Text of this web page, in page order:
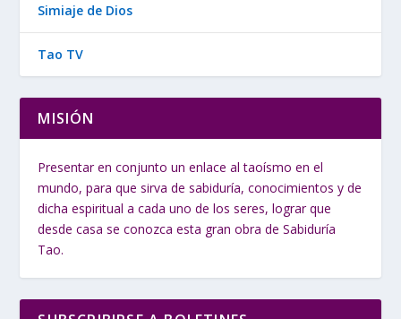
Simiaje de Dios
Tao TV
MISIÓN
Presentar en conjunto un enlace al taoísmo en el
mundo, para que sirva de sabiduría, conocimientos y de
dicha espiritual a cada uno de los seres, lograr que
desde casa se conozca esta gran obra de Sabiduría
Tao.